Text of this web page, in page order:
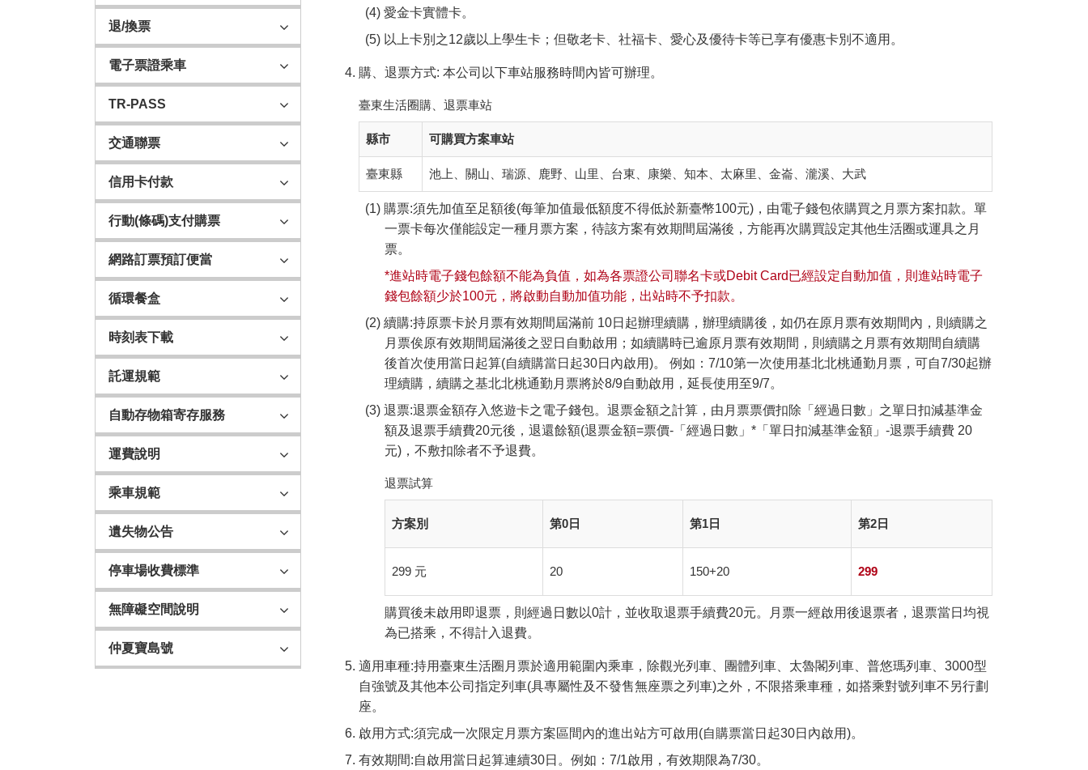
退/換票
電子票證乘車
TR-PASS
交通聯票
信用卡付款
行動(條碼)支付購票
網路訂票預訂便當
循環餐盒
時刻表下載
託運規範
自動存物箱寄存服務
運費說明
乘車規範
遺失物公告
停車場收費標準
無障礙空間說明
仲夏寶島號
愛金卡實體卡。
以上卡別之12歲以上學生卡；但敬老卡、社福卡、愛心及優待卡等已享有優惠卡別不適用。
購、退票方式: 本公司以下車站服務時間內皆可辦理。
臺東生活圈購、退票車站
縣市 可購買方案車站
臺東縣 池上、關山、瑞源、鹿野、山里、台東、康樂、知本、太麻里、金崙、瀧溪、大武
購票:須先加值至足額後(每筆加值最低額度不得低於新臺幣100元)，由電子錢包依購買之月票方案扣款。單
一票卡每次僅能設定一種月票方案，待該方案有效期間屆滿後，方能再次購買設定其他生活圈或運具之月
票。
*進站時電子錢包餘額不能為負值，如為各票證公司聯名卡或Debit Card已經設定自動加值，則進站時電子
錢包餘額少於100元，將啟動自動加值功能，出站時不予扣款。
續購:持原票卡於月票有效期間屆滿前 10日起辦理續購，辦理續購後，如仍在原月票有效期間內，則續購之
月票俟原有效期間屆滿後之翌日自動啟用；如續購時已逾原月票有效期間，則續購之月票有效期間自續購
後首次使用當日起算(自續購當日起30日內啟用)。 例如：7/10第一次使用基北北桃通勤月票，可自7/30起辦
理續購，續購之基北北桃通勤月票將於8/9自動啟用，延長使用至9/7。
退票:退票金額存入悠遊卡之電子錢包。退票金額之計算，由月票票價扣除「經過日數」之單日扣減基準金
額及退票手續費20元後，退還餘額(退票金額=票價-「經過日數」*「單日扣減基準金額」-退票手續費 20
元)，不敷扣除者不予退費。
退票試算
方案別 第0日 第1日 第2日
299 元 20 150+20 299
購買後未啟用即退票，則經過日數以0計，並收取退票手續費20元。月票一經啟用後退票者，退票當日均視
為已搭乘，不得計入退費。
適用車種:持用臺東生活圈月票於適用範圍內乘車，除觀光列車、團體列車、太魯閣列車、普悠瑪列車、3000型
自強號及其他本公司指定列車(具專屬性及不發售無座票之列車)之外，不限搭乘車種，如搭乘對號列車不另行劃
座。
啟用方式:須完成一次限定月票方案區間內的進出站方可啟用(自購票當日起30日內啟用)。
有效期間:自啟用當日起算連續30日。例如：7/1啟用，有效期限為7/30。